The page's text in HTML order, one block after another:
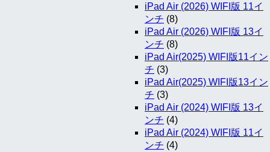
iPad Air (2026) WIFI版 11イ
ンチ (8)
iPad Air (2026) WIFI版 13イ
ンチ (8)
iPad Air(2025) WIFI版11イン
チ (3)
iPad Air(2025) WIFI版13イン
チ (3)
iPad Air (2024) WIFI版 13イ
ンチ (4)
iPad Air (2024) WIFI版 11イ
ンチ (4)